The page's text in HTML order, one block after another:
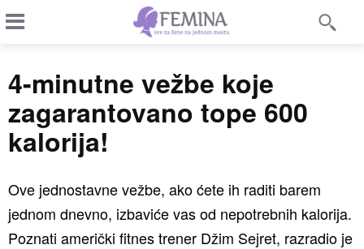
4-minutne vežbe koje
zagarantovano tope 600
kalorija!
Ove jednostavne vežbe, ako ćete ih raditi barem
jednom dnevno, izbaviće vas od nepotrebnih kalorija.
Poznati američki fitnes trener Džim Sejret, razradio je